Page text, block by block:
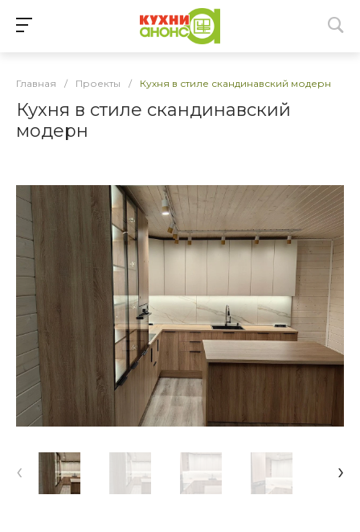
Главная / Проекты / Кухня в стиле скандинавский модерн
Кухня в стиле скандинавский
модерн
‹ ›